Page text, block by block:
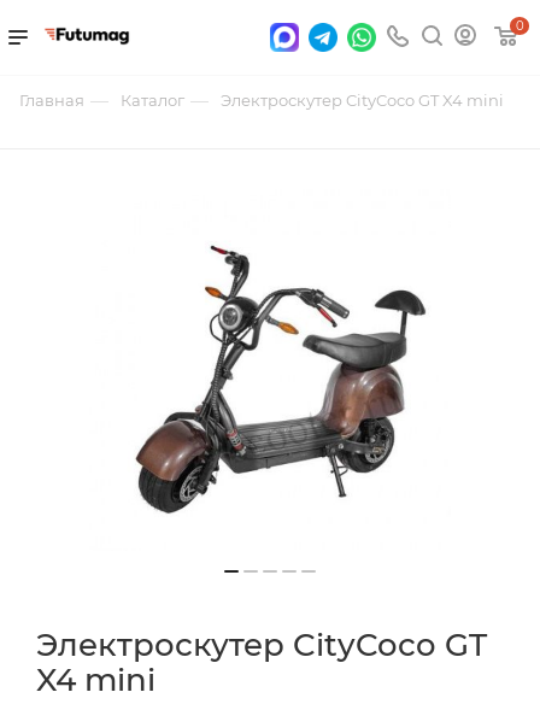
0
Главная — Каталог — Электроскутер CityCoco GT X4 mini
Электроскутер CityCoco GT
X4 mini